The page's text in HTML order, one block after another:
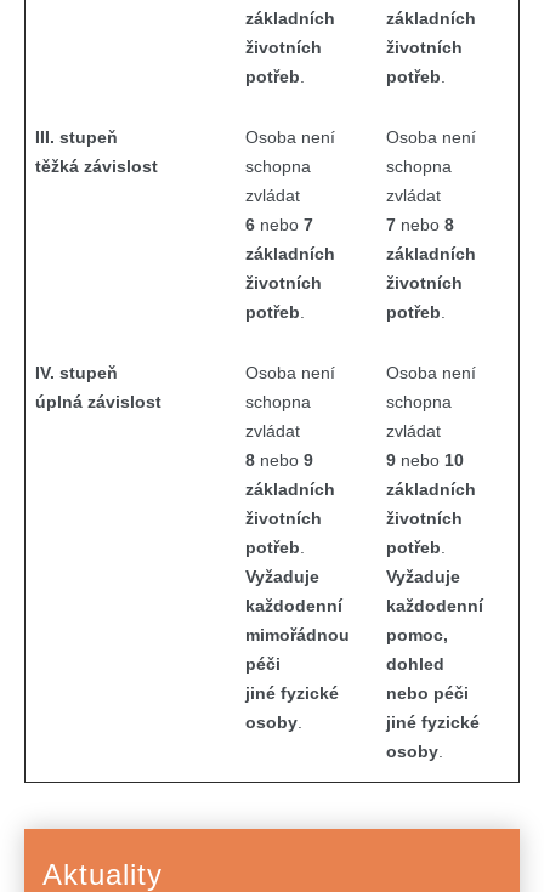
základních
životních
potřeb
základních
životních
potřeb
III. stupeň
těžká závislost
Osoba není
schopna
zvládat
6 nebo 7
základních
životních
potřeb
Osoba není
schopna
zvládat
7 nebo 8
základních
životních
potřeb
IV. stupeň
úplná závislost
Osoba není
schopna
zvládat
8 nebo 9
základních
životních
potřeb
Vyžaduje
každodenní
mimořádnou
péči
jiné fyzické
osoby
Osoba není
schopna
zvládat
9 nebo 10
základních
životních
potřeb
Vyžaduje
každodenní
pomoc,
dohled
nebo péči
jiné fyzické
osoby
Aktuality